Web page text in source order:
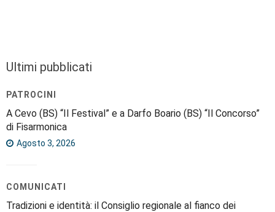
Ultimi pubblicati
PATROCINI
A Cevo (BS) “Il Festival” e a Darfo Boario (BS) “Il Concorso”
di Fisarmonica
Agosto 3, 2026
COMUNICATI
Tradizioni e identità: il Consiglio regionale al fianco dei